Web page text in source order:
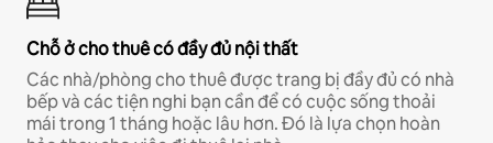
Chỗ ở cho thuê có đầy đủ nội thất
Các nhà/phòng cho thuê được trang bị đầy đủ có nhà
bếp và các tiện nghi bạn cần để có cuộc sống thoải
mái trong 1 tháng hoặc lâu hơn. Đó là lựa chọn hoàn